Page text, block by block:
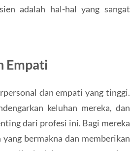
adalah hal-hal yang sangat
Empati
dan empati yang tinggi.
keluhan mereka, dan
dari profesi ini. Bagi mereka
bermakna dan memberikan